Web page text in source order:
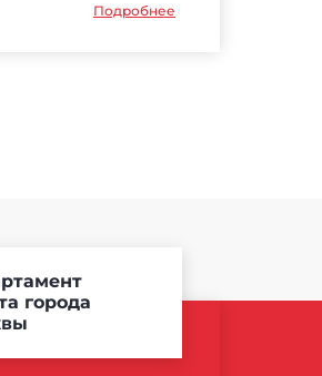
Подробнее
города